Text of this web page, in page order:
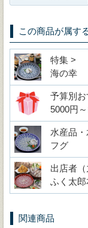
この商品が属す
特集 >
海の幸
予算別
5000円
水産品
フグ
出店者
ふく太郎
関連商品